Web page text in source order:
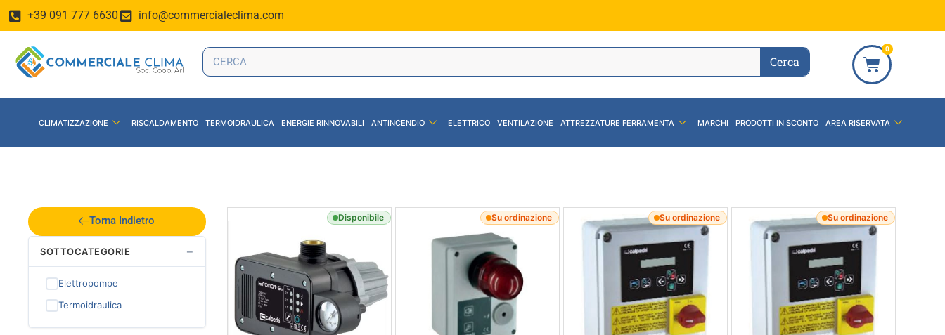
+39 091 777 6630 info@commercialeclima.com
Cerca
0
CLIMATIZZAZIONE RISCALDAMENTO TERMOIDRAULICA ENERGIE RINNOVABILI ANTINCENDIO ELETTRICO VENTILAZIONE ATTREZZATURE FERRAMENTA MARCHI PRODOTTI IN SCONTO AREA RISERVATA
Torna Indietro
SOTTOCATEGORIE −
Elettropompe
Termoidraulica
Disponibile Su ordinazione Su ordinazione Su ordinazione